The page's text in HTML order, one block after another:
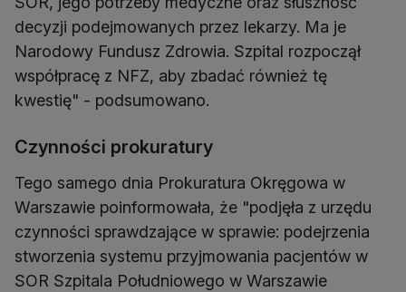
decyzji podejmowanych przez lekarzy. Ma je
Narodowy Fundusz Zdrowia. Szpital rozpoczął
współpracę z NFZ, aby zbadać również tę
kwestię" - podsumowano.
Czynności prokuratury
Tego samego dnia Prokuratura Okręgowa w
Warszawie poinformowała, że "podjęła z urzędu
czynności sprawdzające w sprawie: podejrzenia
stworzenia systemu przyjmowania pacjentów w
SOR Szpitala Południowego w Warszawie